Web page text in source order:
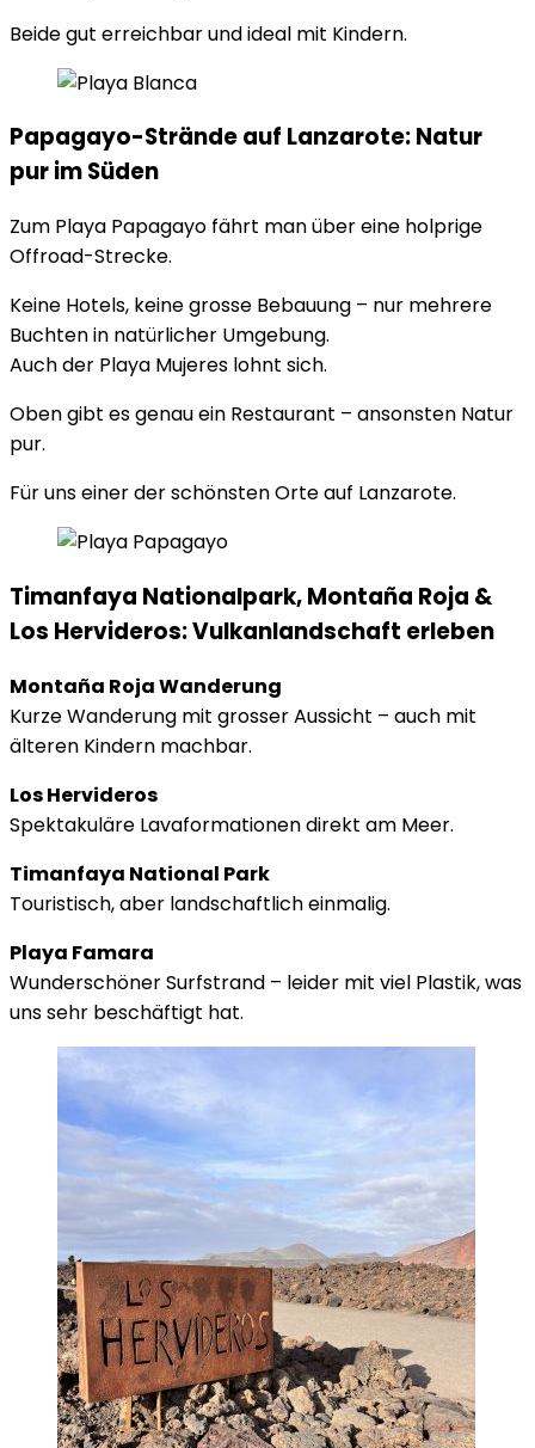
Beide gut erreichbar und ideal mit Kindern.
Papagayo-Strände auf Lanzarote: Natur
pur im Süden
Zum Playa Papagayo fährt man über eine holprige
Offroad-Strecke.
Keine Hotels, keine grosse Bebauung – nur mehrere
Buchten in natürlicher Umgebung.
Auch der Playa Mujeres lohnt sich.
Oben gibt es genau ein Restaurant – ansonsten Natur
pur.
Für uns einer der schönsten Orte auf Lanzarote.
Timanfaya Nationalpark, Montaña Roja &
Los Hervideros: Vulkanlandschaft erleben
Montaña Roja Wanderung
Kurze Wanderung mit grosser Aussicht – auch mit
älteren Kindern machbar.
Los Hervideros
Spektakuläre Lavaformationen direkt am Meer.
Timanfaya National Park
Touristisch, aber landschaftlich einmalig.
Playa Famara
Wunderschöner Surfstrand – leider mit viel Plastik, was
uns sehr beschäftigt hat.